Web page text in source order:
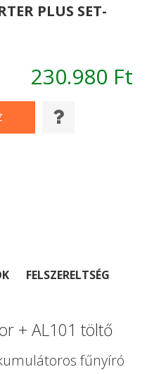
PLUS SET-
230.980 Ft
FELSZERELTSÉG
+ AL101 töltő
fűnyíró